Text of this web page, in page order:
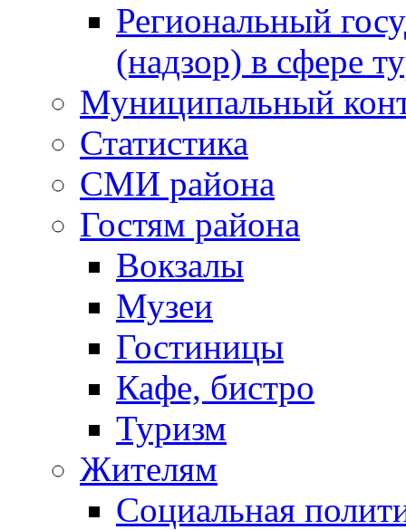
Региональный
(надзор) в сфере
Муниципальный
Статистика
СМИ района
Гостям района
Вокзалы
Музеи
Гостиницы
Кафе, бистро
Туризм
Жителям
Социальная